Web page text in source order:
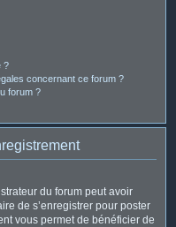
?
concernant ce forum ?
forum ?
du forum peut avoir
de s’enregistrer pour poster
vous permet de bénéficier de